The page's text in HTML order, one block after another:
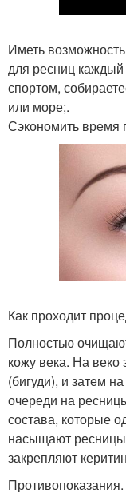
Иметь
для ресниц
спортом,
или море;.
Сэкономить время
Как проходит
Полностью
кожу века. На веко
(бигуди), и затем
очереди на
состава, которые
насыщают
закрепляют
Противопоказания.